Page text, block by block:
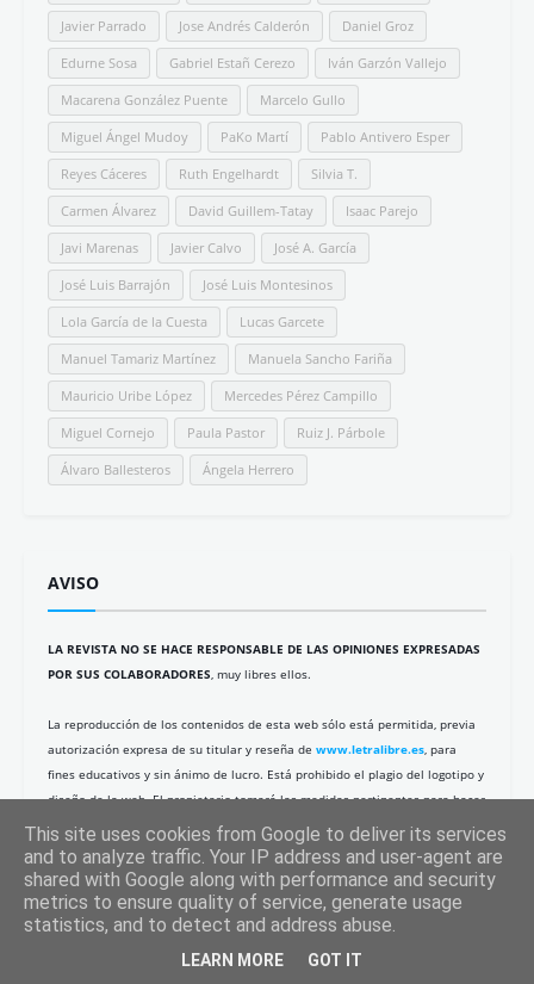
Javier Parrado Jose Andrés Calderón Daniel Groz
Edurne Sosa Gabriel Estañ Cerezo Iván Garzón Vallejo
Macarena González Puente Marcelo Gullo
Miguel Ángel Mudoy PaKo Martí Pablo Antivero Esper
Reyes Cáceres Ruth Engelhardt Silvia T.
Carmen Álvarez David Guillem-Tatay Isaac Parejo
Javi Marenas Javier Calvo José A. García
José Luis Barrajón José Luis Montesinos
Lola García de la Cuesta Lucas Garcete
Manuel Tamariz Martínez Manuela Sancho Fariña
Mauricio Uribe López Mercedes Pérez Campillo
Miguel Cornejo Paula Pastor Ruiz J. Párbole
Álvaro Ballesteros Ángela Herrero
AVISO
LA REVISTA NO SE HACE RESPONSABLE DE LAS OPINIONES EXPRESADAS
POR SUS COLABORADORES, muy libres ellos.
La reproducción de los contenidos de esta web sólo está permitida, previa
autorización expresa de su titular y reseña de www.letralibre.es, para
fines educativos y sin ánimo de lucro. Está prohibido el plagio del logotipo y
diseño de la web. El propietario tomará las medidas pertinentes para hacer
valer sus derechos de propiedad intelectual.
Al navegar, aceptas el uso que hacemos de las cookies en este sitio.+info
LETRA LIBRE es un participante del Programa de Afiliados de Amazon de la
UE, un programa publicitario de afiliados diseñado para proporcionar a los
This site uses cookies from Google to deliver its services
and to analyze traffic. Your IP address and user-agent are
shared with Google along with performance and security
metrics to ensure quality of service, generate usage
statistics, and to detect and address abuse.
LEARN MORE GOT IT